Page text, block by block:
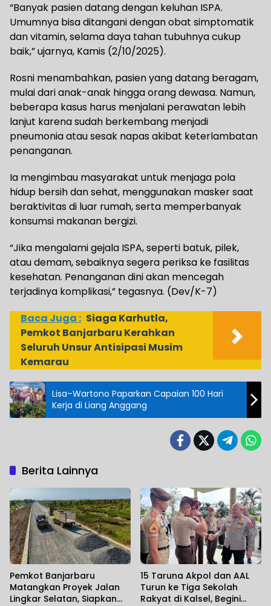
“Banyak pasien datang dengan keluhan ISPA.
Umumnya bisa ditangani dengan obat simptomatik
dan vitamin, selama daya tahan tubuhnya cukup
baik,” ujarnya, Kamis (2/10/2025).
Rosni menambahkan, pasien yang datang beragam,
mulai dari anak-anak hingga orang dewasa. Namun,
beberapa kasus harus menjalani perawatan lebih
lanjut karena sudah berkembang menjadi
pneumonia atau sesak napas akibat keterlambatan
penanganan.
Ia mengimbau masyarakat untuk menjaga pola
hidup bersih dan sehat, menggunakan masker saat
beraktivitas di luar rumah, serta memperbanyak
konsumsi makanan bergizi.
“Jika mengalami gejala ISPA, seperti batuk, pilek,
atau demam, sebaiknya segera periksa ke fasilitas
kesehatan. Penanganan dini akan mencegah
terjadinya komplikasi,” tegasnya. (Dev/K-7)
Baca Juga : Siaga Karhutla,
Pemkot Banjarbaru Kerahkan
Seluruh Unsur Antisipasi Musim
Kemarau
Lisa–Wartono Paparkan Capaian 100 Hari
Kerja di Liang Anggang
Berita Lainnya
Pemkot Banjarbaru
Matangkan Proyek Jalan
Lingkar Selatan, Siapkan
15 Taruna Akpol dan AAL
Turun ke Tiga Sekolah
Rakyat di Kalsel, Begini